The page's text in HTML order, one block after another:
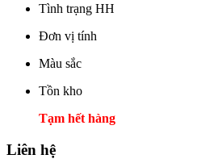
Tình trạng HH
Đơn vị tính
Màu sắc
Tồn kho
Tạm hết hàng
Liên hệ